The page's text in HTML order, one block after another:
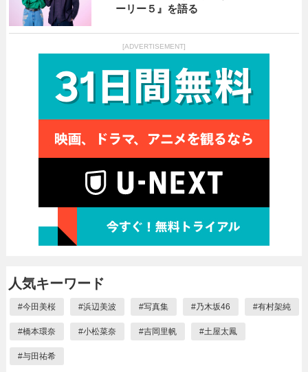
ーリー５』を語る
[ADVERTISEMENT]
人気キーワード
#今田美桜 #浜辺美波 #写真集 #乃木坂46 #有村架純
#橋本環奈 #小松菜奈 #吉岡里帆 #土屋太鳳
#与田祐希